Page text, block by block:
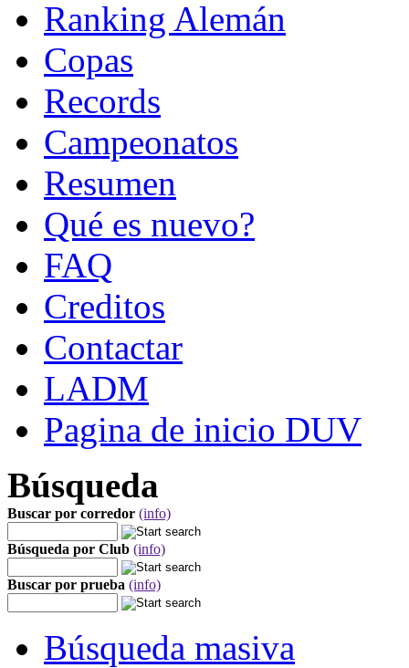
Ranking Alemán
Copas
Records
Campeonatos
Resumen
Qué es nuevo?
FAQ
Creditos
Contactar
LADM
Pagina de inicio DUV
Búsqueda
Buscar por corredor (info)
Búsqueda por Club (info)
Buscar por prueba (info)
Búsqueda masiva